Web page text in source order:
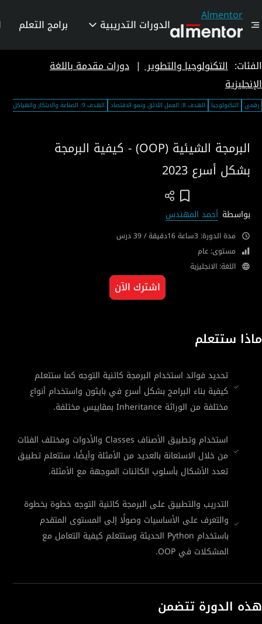
Almentor
الدورات التدريبية برامج التعلم
الفئات: التكنولوجيا والتطوير | دورات مقدمة باللغة
الإنجليزية
رقمي التكنولوجيا الهدف 8: العمل اللائق ونمو الاقتصاد الهدف 9: الصناعة والابتكار والهياكل الأساسية
البرمجة الشيئية (OOP) - كيفية البرمجة
بشكل أسرع 2023
بواسطة أحمد المهندس
مدة الدورة: 3ساعة 16دقيقة / 39 درس
مستوى: عام
اللغة: الانجليزية
اشترك الآن
ماذا ستتعلم
تحديد فوائد استخدام البرمجة كائنية التوجه كما ستتعلم
كيفية بناء البرامج بشكل أسرع في بايثون واستخدام أنواع
مختلفة من الوراثة Inheritance بمقاييس مختلفة.
استخدام وتطبيق الأصناف Classes والأدوات ومختلف الفئات
من خلال الاستعانة بالعديد من الأمثلة وأيضًا، ستتعلم تطبيق
تعدد الأشكال بأسلوب الكائنات الموجهة مع الأمثلة.
التدريب والتطبيق على البرمجة كائنية التوجه خطوة بخطوة
والتعرف على الأساسيات وصولًا إلى المستوى المتقدم
باستخدام Python الحديثة وستتعلم كيفية التعامل مع
المشكلات في OOP.
هذه الدورة تتضمن